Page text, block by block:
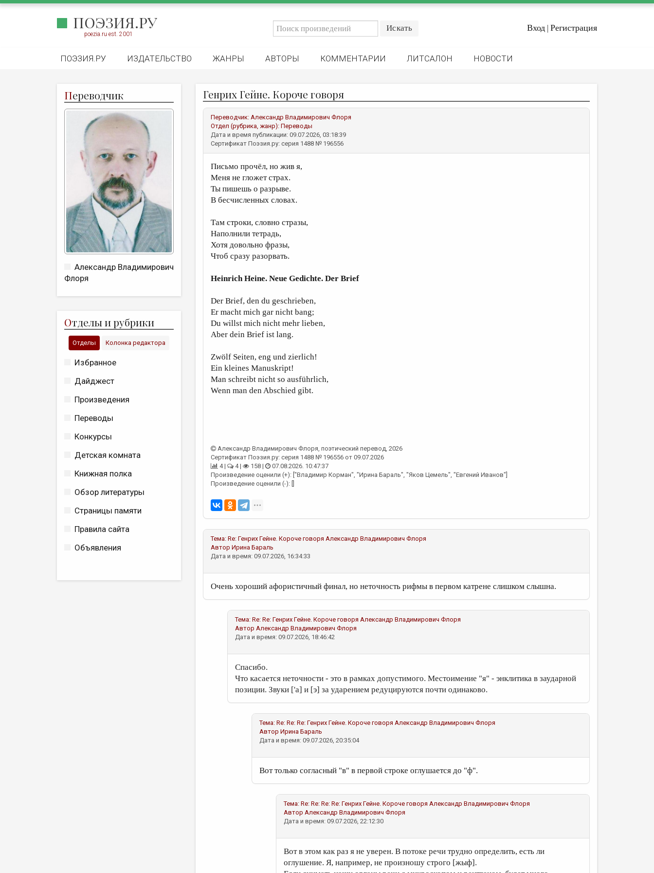
ПОЭЗИЯ.РУ
poezia.ru est. 2001
Вход | Регистрация
ПОЭЗИЯ.РУ ИЗДАТЕЛЬСТВО ЖАНРЫ АВТОРЫ КОММЕНТАРИИ ЛИТСАЛОН НОВОСТИ
Переводчик
Александр Владимирович
Флоря
Отделы и рубрики
Отделы Колонка редактора
Избранное
Дайджест
Произведения
Переводы
Конкурсы
Детская комната
Книжная полка
Обзор литературы
Страницы памяти
Правила сайта
Объявления
Генрих Гейне. Короче говоря
Переводчик: Александр Владимирович Флоря
Отдел (рубрика, жанр): Переводы
Дата и время публикации: 09.07.2026, 03:18:39
Сертификат Поэзия.ру: серия 1488 № 196556
Письмо прочёл, но жив я,
Меня не гложет страх.
Ты пишешь о разрыве.
В бесчисленных словах.
Там строки, словно стразы,
Наполнили тетрадь,
Хотя довольно фразы,
Чтоб сразу разорвать.
Heinrich Heine. Neue Gedichte. Der Brief
Der Brief, den du geschrieben,
Er macht mich gar nicht bang;
Du willst mich nicht mehr lieben,
Aber dein Brief ist lang.
Zwölf Seiten, eng und zierlich!
Ein kleines Manuskript!
Man schreibt nicht so ausführlich,
Wenn man den Abschied gibt.
Александр Владимирович Флоря, поэтический перевод, 2026
Сертификат Поэзия.ру: серия 1488 № 196556 от 09.07.2026
4 |
4 | 158 |
07.08.2026. 10:47:37
Произведение оценили (+): ["Владимир Корман", "Ирина Бараль", "Яков Цемель", "Евгений Иванов"]
Произведение оценили (-): []
Тема: Re: Генрих Гейне. Короче говоря Александр Владимирович Флоря
Автор Ирина Бараль
Дата и время: 09.07.2026, 16:34:33
Очень хороший афористичный финал, но неточность рифмы в первом катрене слишком слышна.
Тема: Re: Re: Генрих Гейне. Короче говоря Александр Владимирович Флоря
Автор Александр Владимирович Флоря
Дата и время: 09.07.2026, 18:46:42
Спасибо.
Что касается неточности - это в рамках допустимого. Местоимение "я" - энклитика в заударной
позиции. Звуки ['а] и [э] за ударением редуцируются почти одинаково.
Тема: Re: Re: Re: Генрих Гейне. Короче говоря Александр Владимирович Флоря
Автор Ирина Бараль
Дата и время: 09.07.2026, 20:35:04
Вот только согласный "в" в первой строке оглушается до "ф".
Тема: Re: Re: Re: Re: Генрих Гейне. Короче говоря Александр Владимирович Флоря
Автор Александр Владимирович Флоря
Дата и время: 09.07.2026, 22:12:30
Вот в этом как раз я не уверен. В потоке речи трудно определить, есть ли
оглушение. Я, например, не произношу строго [жыф].